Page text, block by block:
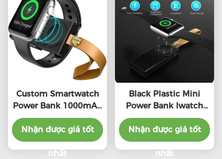
Custom Smartwatch
Power Bank 1000mAh
Capacity Lithium Ion
Type C Kết nối
Nhận được giá tốt
nhất
Black Plastic Mini
Power Bank Iwatch
Charger Hoàn toàn
tương thích với pin
lithium ion
Nhận được giá tốt
nhất